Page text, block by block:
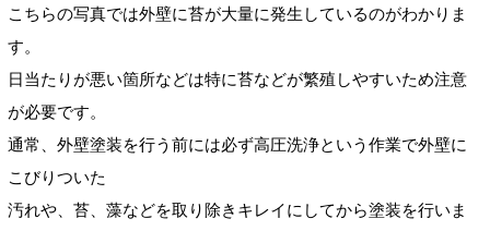
こちらの写真では外壁に苔が大量に発生しているのがわかりま
す。
日当たりが悪い箇所などは特に苔などが繁殖しやすいため注意
が必要です。
通常、外壁塗装を行う前には必ず高圧洗浄という作業で外壁に
こびりついた
汚れや、苔、藻などを取り除きキレイにしてから塗装を行いま